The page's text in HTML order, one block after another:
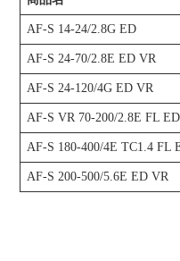
AF-S 14-24/2.8G ED
AF-S 24-70/2.8E ED VR
AF-S 24-120/4G ED VR
AF-S VR 70-200/2.8E FL ED
AF-S 180-400/4E TC1.4 FL
AF-S 200-500/5.6E ED VR